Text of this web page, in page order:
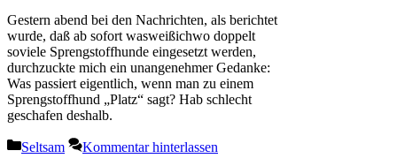
Gestern abend bei den Nachrichten, als berichtet
wurde, daß ab sofort wasweißichwo doppelt
soviele Sprengstoffhunde eingesetzt werden,
durchzuckte mich ein unangenehmer Gedanke:
Was passiert eigentlich, wenn man zu einem
Sprengstoffhund „Platz“ sagt? Hab schlecht
geschafen deshalb.
Kategorien
Seltsam Kommentar hinterlassen